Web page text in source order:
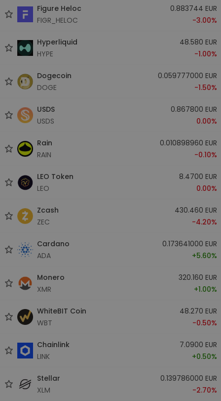
Figure Heloc
FIGR_HELOC
0.883744 EUR
-3.00%
Hyperliquid
HYPE
48.580 EUR
-1.00%
Dogecoin
DOGE
0.059777000 EUR
-1.50%
USDS
USDS
0.867800 EUR
0.00%
Rain
RAIN
0.010898960 EUR
-0.10%
LEO Token
LEO
8.4700 EUR
0.00%
Zcash
ZEC
430.460 EUR
-4.20%
Cardano
ADA
0.173641000 EUR
+5.60%
Monero
XMR
320.160 EUR
+1.00%
WhiteBIT Coin
WBT
48.270 EUR
-0.50%
Chainlink
LINK
7.0900 EUR
+0.50%
Stellar
XLM
0.139786000 EUR
-2.70%